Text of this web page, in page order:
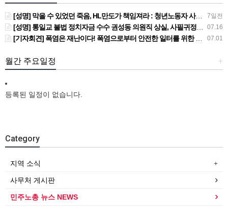
7일전
[성명] 막을 수 있었던 죽음, HL만도가 책임져라 : 청년노동자 사망사고의 철저한 진상규명과 재발방지 대책 마련하라
07.16
[성명] 통일교 불법 정치자금 수수 권성동 의원직 상실, 사필귀정이다
07.01
[기자회견] 폭염은 재난이다! 폭염으로부터 안전한 일터를 위한 민주노총 강원지역본부 폭염감시단 선포 기자회견
+
월간 주요일정
등록된 일정이 없습니다.
Category
지역 소식
사무처 게시판
민주노총 뉴스 NEWS